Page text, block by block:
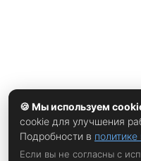
🍪 Мы используем
cookie для улучшения
Подробности в
Если вы не согласны с